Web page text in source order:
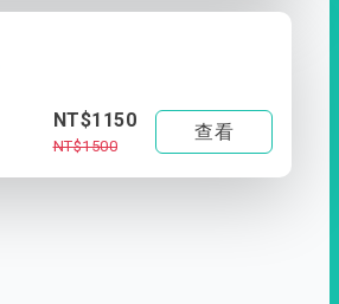
NT$1150
NT$1500
查看